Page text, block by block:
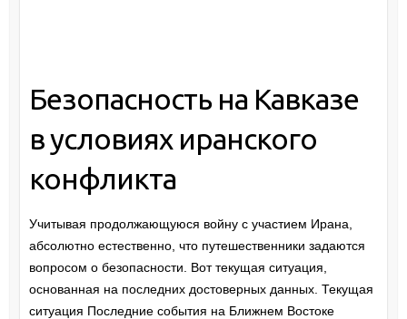
Безопасность на Кавказе
в условиях иранского
конфликта
Учитывая продолжающуюся войну с участием Ирана,
абсолютно естественно, что путешественники задаются
вопросом о безопасности. Вот текущая ситуация,
основанная на последних достоверных данных. Текущая
ситуация Последние события на Ближнем Востоке